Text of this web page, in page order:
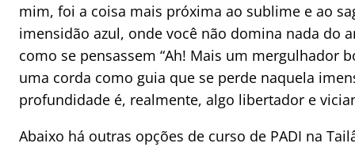
mim, foi a coisa mais próxima ao sublime e ao
imensidão azul, onde você não domina nada do
como se pensassem “Ah! Mais um mergulhador
uma corda como guia que se perde naquela
profundidade é, realmente, algo libertador e
Abaixo há outras opções de curso de PADI na